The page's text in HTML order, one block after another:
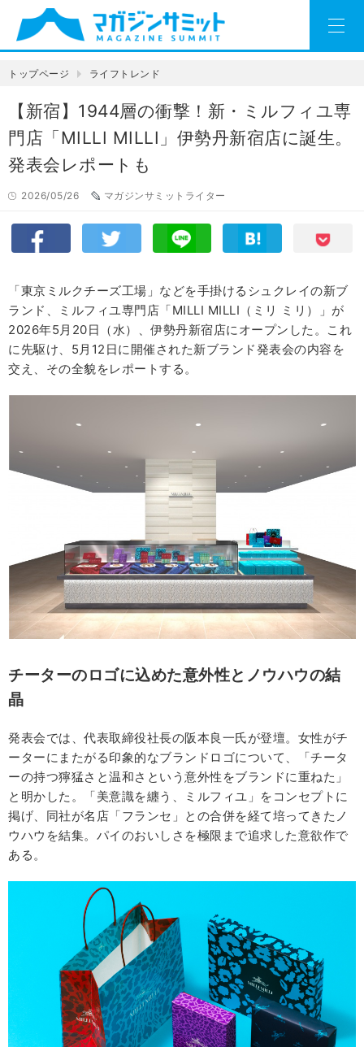
トップページ ライフトレンド
【新宿】1944層の衝撃！新・ミルフィユ専
門店「MILLI MILLI」伊勢丹新宿店に誕生。
発表会レポートも
2026/05/26 マガジンサミットライター
「東京ミルクチーズ工場」などを手掛けるシュクレイの新ブ
ランド、ミルフィユ専門店「MILLI MILLI（ミリ ミリ）」が
2026年5月20日（水）、伊勢丹新宿店にオープンした。これ
に先駆け、5月12日に開催された新ブランド発表会の内容を
交え、その全貌をレポートする。
チーターのロゴに込めた意外性とノウハウの結
晶
発表会では、代表取締役社長の阪本良一氏が登壇。女性がチ
ーターにまたがる印象的なブランドロゴについて、「チータ
ーの持つ獰猛さと温和さという意外性をブランドに重ねた」
と明かした。「美意識を纏う、ミルフィユ」をコンセプトに
掲げ、同社が名店「フランセ」との合併を経て培ってきたノ
ウハウを結集。パイのおいしさを極限まで追求した意欲作で
ある。